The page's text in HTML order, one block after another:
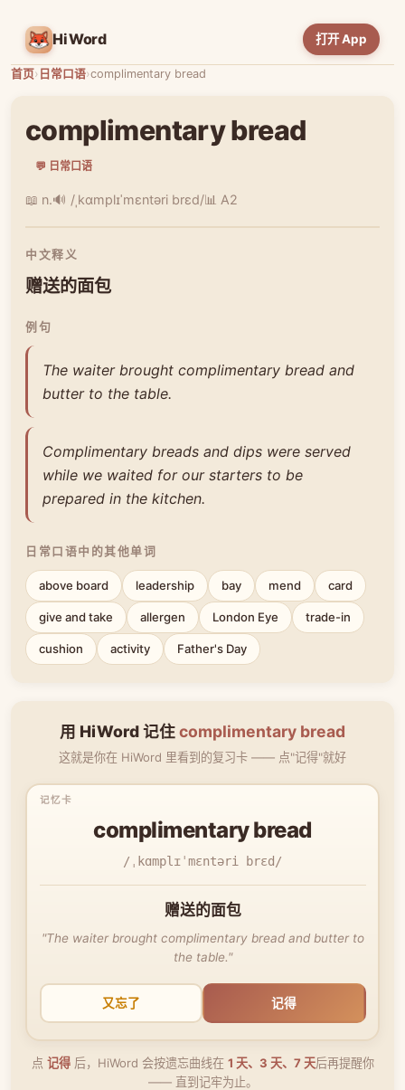
HiWord 打开 App
首页› 日常口语›complimentary bread
complimentary bread
💬 日常口语
📖 n.🔊 /ˌkɑmplɪˈmɛntəri brɛd/📊 A2
中文释义
赠送的面包
例句
The waiter brought complimentary bread and
butter to the table.
Complimentary breads and dips were served
while we waited for our starters to be
prepared in the kitchen.
日常口语中的其他单词
above board leadership bay mend card
give and take allergen London Eye trade-in
cushion activity Father's Day
用 HiWord 记住complimentary bread
这就是你在 HiWord 里看到的复习卡 —— 点"记得"就好
complimentary bread
/ˌkɑmplɪˈmɛntəri brɛd/
赠送的面包
"The waiter brought complimentary bread and butter to
the table."
又忘了 记得
点 记得后，HiWord 会按遗忘曲线在 1 天、3 天、7 天后再提醒你
—— 直到记牢为止。